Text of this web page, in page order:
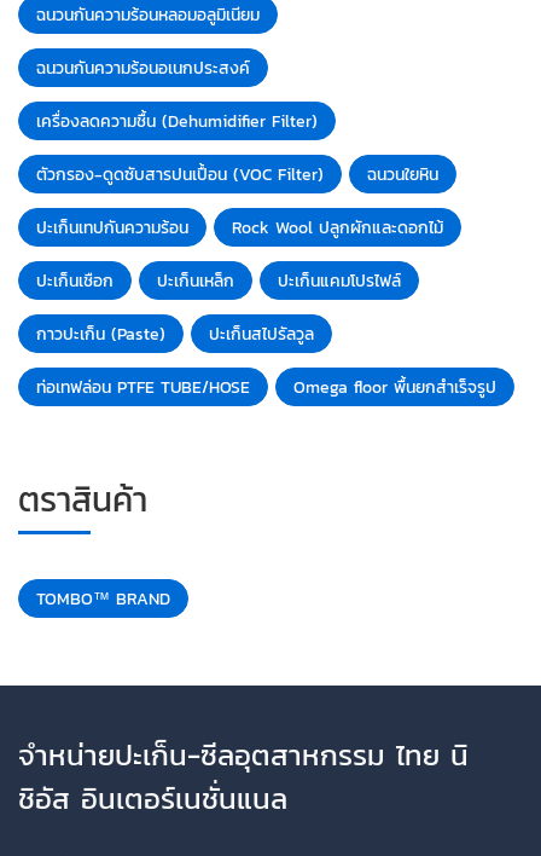
ฉนวนกันความร้อนหลอมอลูมิเนียม
ฉนวนกันความร้อนอเนกประสงค์
เครื่องลดความชื้น (Dehumidifier Filter)
ตัวกรอง-ดูดซับสารปนเปื้อน (VOC Filter) ฉนวนใยหิน
ปะเก็นเทปกันความร้อน Rock Wool ปลูกผักและดอกไม้
ปะเก็นเชือก ปะเก็นเหล็ก ปะเก็นแคมโปรไฟล์
กาวปะเก็น (Paste) ปะเก็นสไปรัลวูล
ท่อเทฟล่อน PTFE TUBE/HOSE Omega floor พื้นยกสำเร็จรูป
ตราสินค้า
TOMBO™ BRAND
จำหน่ายปะเก็น-ซีลอุตสาหกรรม ไทย นิ
ชิอัส อินเตอร์เนชั่นแนล